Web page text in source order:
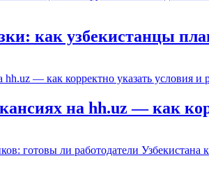
как узбекистанцы
на hh.uz — как